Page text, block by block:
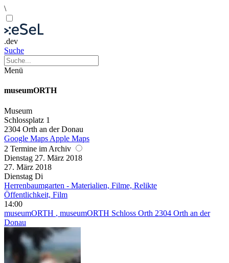
\
.dev
Suche
Menü
museumORTH
Museum
Schlossplatz 1
2304 Orth an der Donau
Google Maps Apple Maps
2 Termine im Archiv
Dienstag 27. März 2018
27. März 2018
Dienstag Di
Herrenbaumgarten - Materialien, Filme, Relikte
Öffentlichkeit, Film
14:00
museumORTH , museumORTH Schloss Orth 2304 Orth an der
Donau